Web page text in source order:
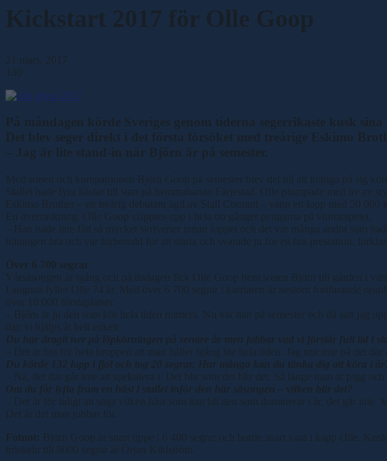
Kickstart 2017 för Olle Goop
21 mars, 2017
130
På måndagen körde Sveriges genom tiderna segerrikaste kusk
Det blev seger direkt i det första försöket med treårige Eskimo
– Jag är lite stand-in när Björn är på semester.
Med sonen och kompanjonen Björn Goop på semester blev det till att kränga på sig
Stallet hade fyra hästar till start på hemmabanan Färjestad. Olle plumpade med tre av
Eskimo Brother – en treårig debutant ägd av Stall Courant – vann ett lopp med 50 000
En överraskning. Olle Goop släpptes upp i hela tio gånger pengarna på vinnarspelet.
– Han hade inte fått så mycket skriverier innan loppet och det var många andra som
träningen bra och var förberedd för att starta och svarade ju för en bra prestation,
Över 6 700 segrar
Vårsäsongen är igång och på tisdagen fick Olle Goop hem sonen Björn till gården i
I augusti fyller Olle 74 år. Med över 6 700 segrar i karriären är nestorn fortfarande
över 10 000 förstaplatser.
– Björn är ju den som kör hela tiden numera. Nu var han på semester och då satt jag
där, vi hjälps åt helt enkelt.
Du har dragit ner på löpkörningen på senare år men jobbar vad vi förstår full tid i
– Det är bra för hela kroppen att man håller igång lite hela tiden. Jag tror inte på det
Du körde 132 lopp i fjol och tog 20 segrar. Hur många kan du tänka dig att köra i
– Nä, det där går inte att spekulera i. Det blir som det blir det. Så länge man är pigg
Om du får lyfta fram en häst i stallet inför den här säsongen – vilken blir det?
– Det är för tidigt att säga vilken häst som kan bli den som dominerar i år, det går
Det är det man jobbar för.
Fotnot: Björn Goop är snart uppe i 6 400 segrar och borde snart vara i kapp Olle.
tröskeln till 6000 segrar är Örjan Kihlström.